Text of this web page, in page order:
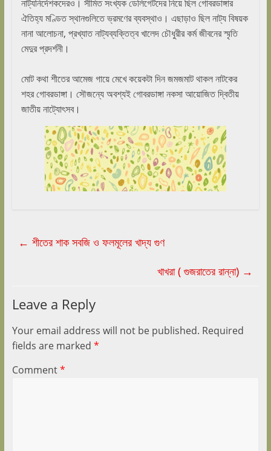
নাট্যনির্দেশকদেরও। সীমিত সংখ্যক ডেলিগেটদের নিয়ে ছিল গোবরডাঙ্গার
ঐতিহ্য মণ্ডিত স্থানগুলিতে ভ্রমণের ব্যবস্থাও। এছাড়াও ছিল নাট্য বিষয়ক
নানা আলোচনা, প্রখ্যাত নাট্যব্যক্তিত্ব খালেদ চৌধুরীর কর্ম জীবনের স্মৃতি
মেদুর প্রদর্শনী।
মোট কথা শীতের আমেজ গায়ে মেখে কয়েকটা দিন জমজমাট থাকল নাটকের
শহর গোবরডাঙ্গা। সৌজন্যে অবশ্যই গোবরডাঙ্গা নকসা আয়োজিত দ্বিতীয়
জাতীয় নাট্যোৎসব।
← শীতের শাক সবজি ও ফলমূলের খাদ্য গুণ
খাখরা ( গুজরাতের রান্না) →
Leave a Reply
Your email address will not be published. Required
fields are marked *
Comment*